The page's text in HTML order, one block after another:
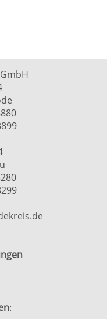
: